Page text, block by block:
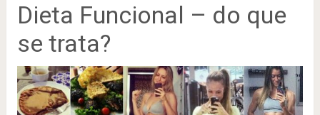
Dieta Funcional – do que
se trata?